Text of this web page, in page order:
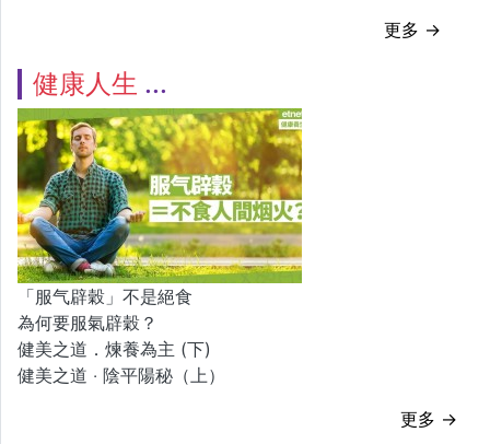
更多 →
健康人生
「服气辟穀」不是絕食
為何要服氣辟穀？
健美之道．煉養為主 (下)
健美之道 ‧ 陰平陽秘（上）
更多 →